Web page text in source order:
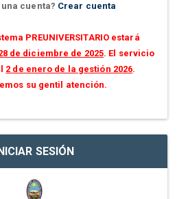
cuenta? Crear cuenta
PREUNIVERSITARIO estará
de diciembre de 2025. El servicio
2 de enero de la gestión 2026.
su gentil atención.
INICIAR SESIÓN